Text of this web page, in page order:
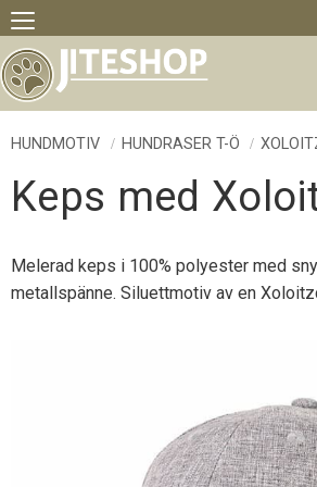
Meny
HUNDMOTIV HUNDRASER T-Ö
Keps med
Melerad keps i 100% polyester med
metallspänne. Siluettmotiv av en